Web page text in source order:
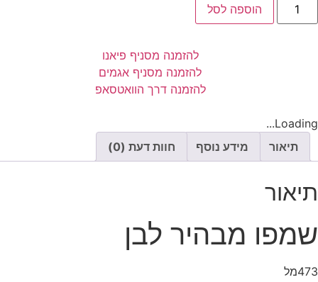
הוספה לסל
להזמנה מסניף פיאנו
להזמנה מסניף אגמים
להזמנה דרך הוואטסאפ
Loading...
תיאור
מידע נוסף חוות דעת (0)
תיאור
שמפו מבהיר לבן
473מל